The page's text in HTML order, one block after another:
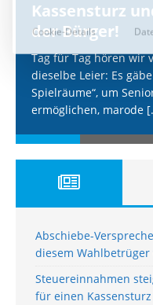
Kassensturz
der Bürger!
Tag für Tag hören wir
dieselbe Leier: Es
Spielräume“, um
ermöglichen, marode
Abschiebe-
diesem
Steuereinnahmen
für einen